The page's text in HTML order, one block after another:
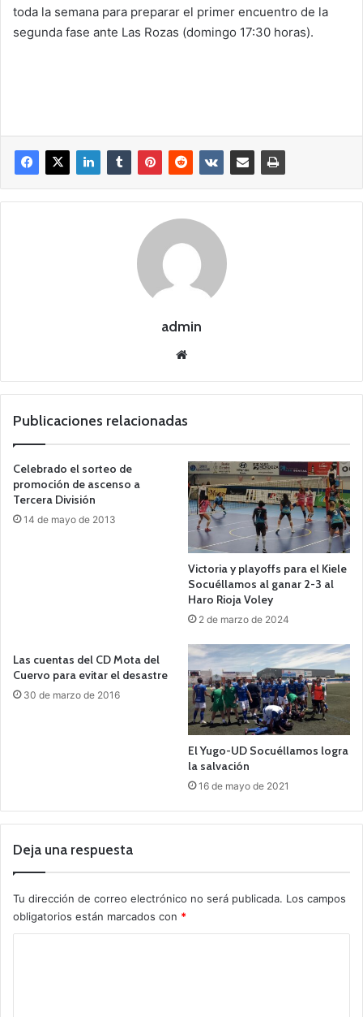
toda la semana para preparar el primer encuentro de la
segunda fase ante Las Rozas (domingo 17:30 horas).
admin
we
Publicaciones relacionadas
Celebrado el sorteo de
promoción de ascenso a
Tercera División
14 de mayo de 2013
Victoria y playoffs para el Kiele
Socuéllamos al ganar 2-3 al
Haro Rioja Voley
2 de marzo de 2024
Las cuentas del CD Mota del
Cuervo para evitar el desastre
30 de marzo de 2016
El Yugo-UD Socuéllamos logra
la salvación
16 de mayo de 2021
Deja una respuesta
Tu dirección de correo electrónico no será publicada. Los campos
obligatorios están marcados con *